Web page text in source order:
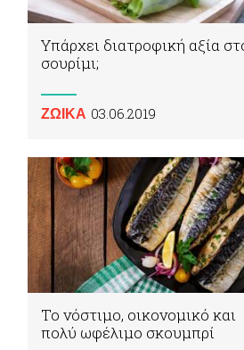
Υπάρχει διατροφική αξία
σουρίμι;
ΖΩΙΚA 03.06.2019
Το νόστιμο, οικονομικό και
πολύ ωφέλιμο σκουμπρί